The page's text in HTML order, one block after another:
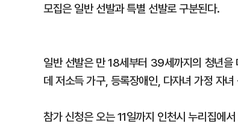
모집은 일반 선발과 특별 선발로 구분된다.
일반 선발은 만 18세부터 39세까지의 청년을
데 저소득 가구, 등록장애인, 다자녀 가정 자
참가 신청은 오는 11일까지 인천시 누리집에